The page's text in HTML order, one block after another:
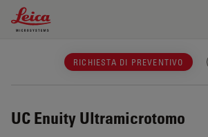
Leica Microsystems Logo
RICHIESTA DI PREVENTIVO
UC Enuity Ultramicrotomo